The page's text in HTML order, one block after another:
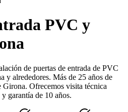
PVC y
de puertas de entrada de PVC
y alrededores. Más de 25 años de
Ofrecemos visita técnica
garantía de 10 años.